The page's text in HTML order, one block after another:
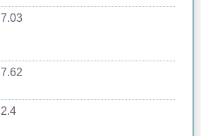
7.03
7.62
2.4